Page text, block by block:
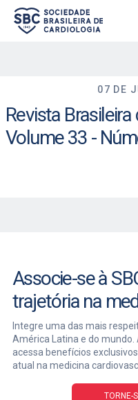
07 DE
Revista
Volume 33 -
Associe-se à
trajetória na
Integre uma das mais
América Latina e do mundo.
acessa benefícios
atual na medicina
TORNE-